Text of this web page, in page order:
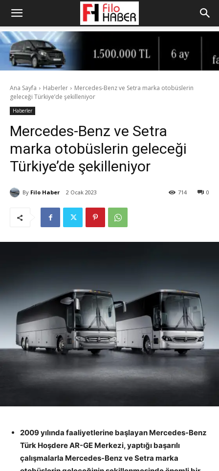
Ana Sayfa Haberler
Mercedes-Benz ve Setra marka otobüslerin
geleceği Türkiye’de şekilleniyor
Haberler
Mercedes-Benz ve Setra
marka otobüslerin geleceği
Türkiye’de şekilleniyor
By Filo Haber 2 Ocak 2023 0
714
2009 yılında faaliyetlerine başlayan Mercedes-Benz
Türk Hoşdere AR-GE Merkezi, yaptığı başarılı
çalışmalarla Mercedes-Benz ve Setra marka